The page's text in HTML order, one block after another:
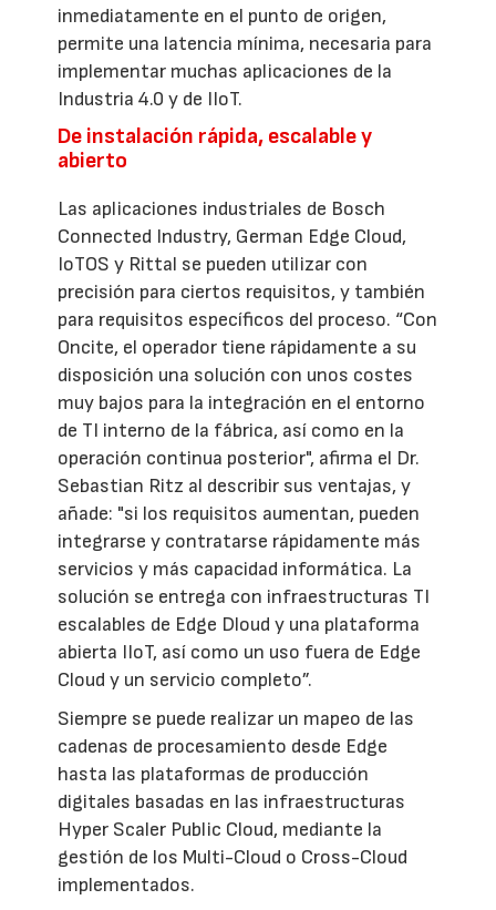
inmediatamente en el punto de origen,
permite una latencia mínima, necesaria para
implementar muchas aplicaciones de la
Industria 4.0 y de IIoT.
De instalación rápida, escalable y
abierto
Las aplicaciones industriales de Bosch
Connected Industry, German Edge Cloud,
IoTOS y Rittal se pueden utilizar con
precisión para ciertos requisitos, y también
para requisitos específicos del proceso. “Con
Oncite, el operador tiene rápidamente a su
disposición una solución con unos costes
muy bajos para la integración en el entorno
de TI interno de la fábrica, así como en la
operación continua posterior", afirma el Dr.
Sebastian Ritz al describir sus ventajas, y
añade: "si los requisitos aumentan, pueden
integrarse y contratarse rápidamente más
servicios y más capacidad informática. La
solución se entrega con infraestructuras TI
escalables de Edge Dloud y una plataforma
abierta IIoT, así como un uso fuera de Edge
Cloud y un servicio completo”.
Siempre se puede realizar un mapeo de las
cadenas de procesamiento desde Edge
hasta las plataformas de producción
digitales basadas en las infraestructuras
Hyper Scaler Public Cloud, mediante la
gestión de los Multi-Cloud o Cross-Cloud
implementados.